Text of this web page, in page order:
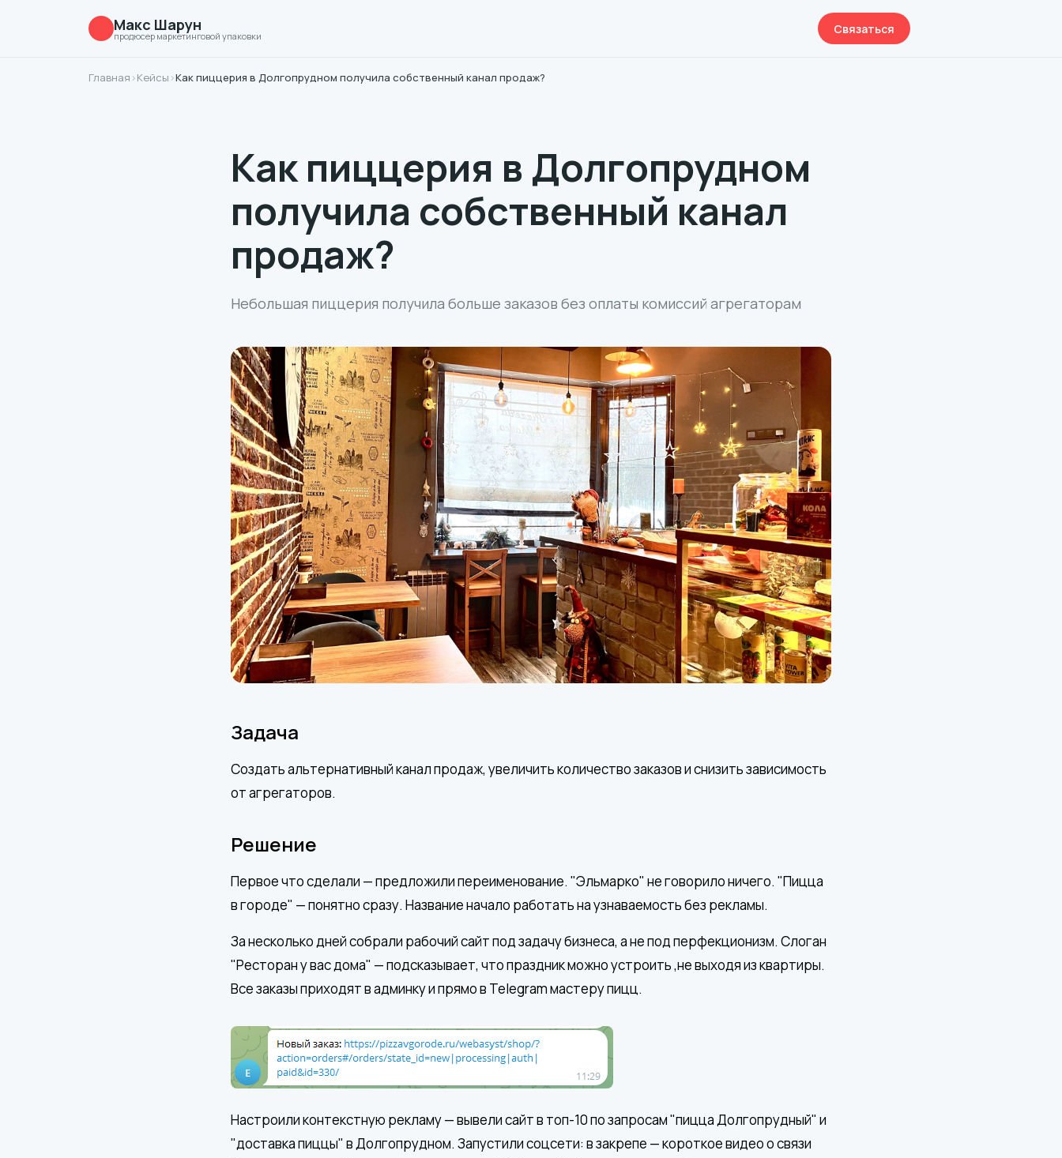
Макс Шарун
продюсер маркетинговой упаковки Связаться
Главная ›Кейсы ›Как пиццерия в Долгопрудном получила собственный канал продаж?
Как пиццерия в Долгопрудном
получила собственный канал
продаж?
Небольшая пиццерия получила больше заказов без оплаты комиссий агрегаторам
Задача
Создать альтернативный канал продаж, увеличить количество заказов и снизить зависимость
от агрегаторов.
Решение
Первое что сделали — предложили переименование. "Эльмарко" не говорило ничего. "Пицца
в городе" — понятно сразу. Название начало работать на узнаваемость без рекламы.
За несколько дней собрали рабочий сайт под задачу бизнеса, а не под перфекционизм. Слоган
"Ресторан у вас дома" — подсказывает, что праздник можно устроить ,не выходя из квартиры.
Все заказы приходят в админку и прямо в Telegram мастеру пицц.
Настроили контекстную рекламу — вывели сайт в топ-10 по запросам "пицца Долгопрудный" и
"доставка пиццы" в Долгопрудном. Запустили соцсети: в закрепе — короткое видео о связи